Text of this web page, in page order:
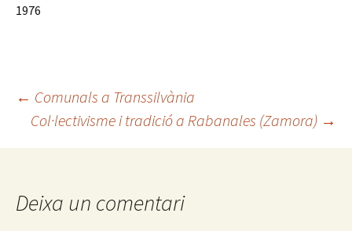
1976
Navegació
per
les
← Comunals a Transsilvània
Col·lectivisme i tradició a Rabanales (Zamora) →
Deixa un comentari